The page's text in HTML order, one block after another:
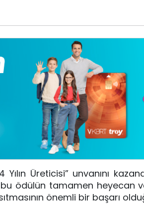
Üreticisi” unvanını
ödülün tamamen heyecan
önemli bir başarı